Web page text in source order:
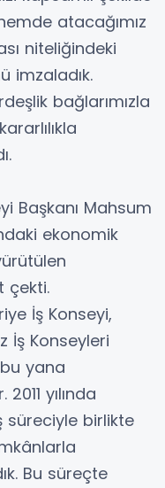
atacağımız
niteliğindeki
imzaladık.
bağlarımızla
Başkanı Mahsum
ekonomik
çekti.
İş Konseyi,
İş Konseyleri
bu yana
yılında
süreciyle birlikte
Bu süreçte